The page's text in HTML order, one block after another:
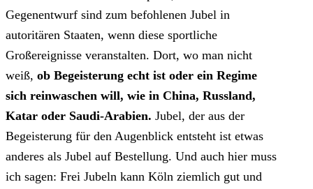
Gegenentwurf sind zum befohlenen Jubel in
autoritären Staaten, wenn diese sportliche
Großereignisse veranstalten. Dort, wo man nicht
weiß, ob Begeisterung echt ist oder ein Regime
sich reinwaschen will, wie in China, Russland,
Katar oder Saudi-Arabien. Jubel, der aus der
Begeisterung für den Augenblick entsteht ist etwas
anderes als Jubel auf Bestellung. Und auch hier muss
ich sagen: Frei Jubeln kann Köln ziemlich gut und